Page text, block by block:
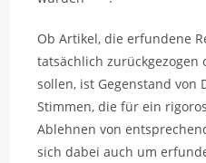
Ob Artikel, die erfundene
tatsächlich
sollen, ist Gegenstand von
Stimmen, die für ein
Ablehnen von
sich dabei auch um